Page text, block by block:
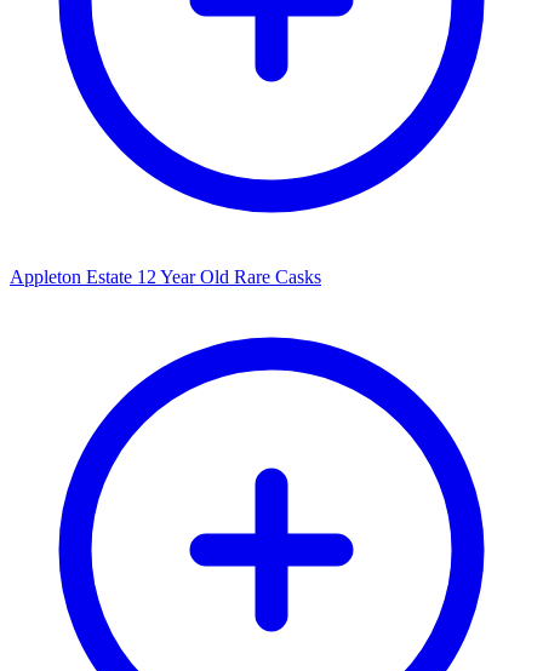
Appleton Estate 12 Year Old Rare Casks